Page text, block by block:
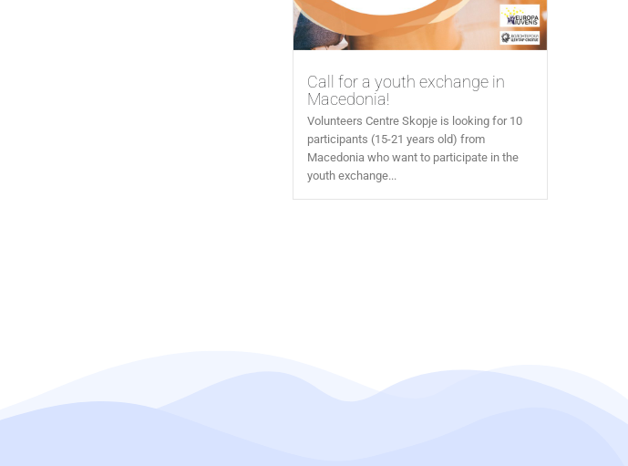
Call for a youth exchange in
Macedonia!
Volunteers Centre Skopje is looking for 10
participants (15-21 years old) from
Macedonia who want to participate in the
youth exchange...